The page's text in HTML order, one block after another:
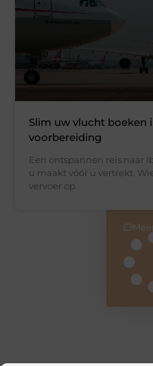
Slim uw vlucht boeken
voorbereiding
Een ontspannen reis naar
u maakt vóór u vertrekt.
vervoer op